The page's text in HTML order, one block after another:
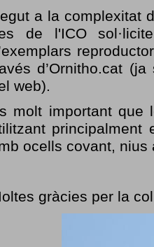
a la complexitat
de l'ICO
d’Ornitho.cat
web).
molt important que
ocells covant,
gràcies per la